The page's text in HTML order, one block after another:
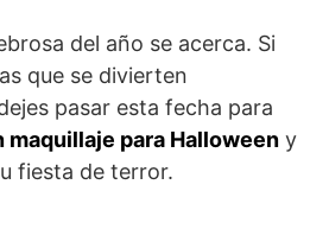
del año se acerca. Si
que se divierten
pasar esta fecha para
maquillaje para Halloween y
fiesta de terror.